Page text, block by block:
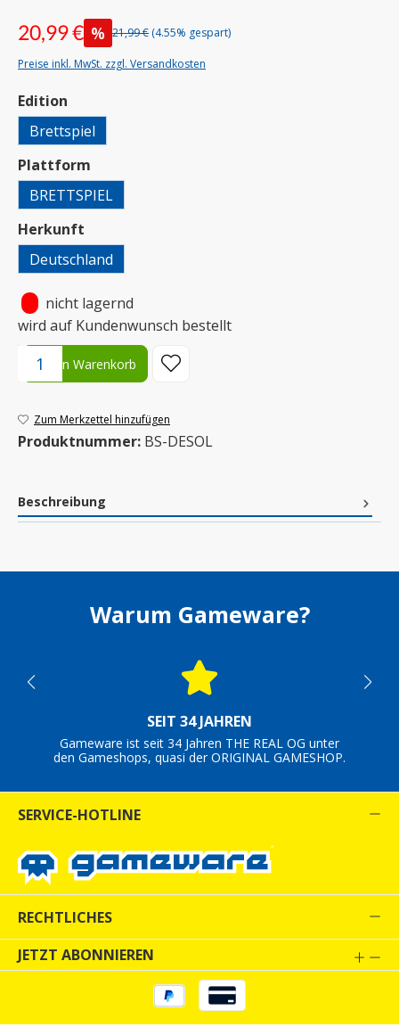
20,99 € % 21,99 € (4.55% gespart)
Preise inkl. MwSt. zzgl. Versandkosten
Edition
Brettspiel
Plattform
BRETTSPIEL
Herkunft
Deutschland
nicht lagernd
wird auf Kundenwunsch bestellt
Produkt Anzahl: Gib den gewünschten Wert ein oder benutze
In den Warenkorb
Zum Merkzettel hinzufügen
Produktnummer: BS-DESOL
Beschreibung
Warum Gameware?
SEIT 34 JAHREN
Gameware ist seit 34 Jahren THE REAL OG unter
den Gameshops, quasi der ORIGINAL GAMESHOP.
SERVICE-HOTLINE
RECHTLICHES
JETZT ABONNIEREN